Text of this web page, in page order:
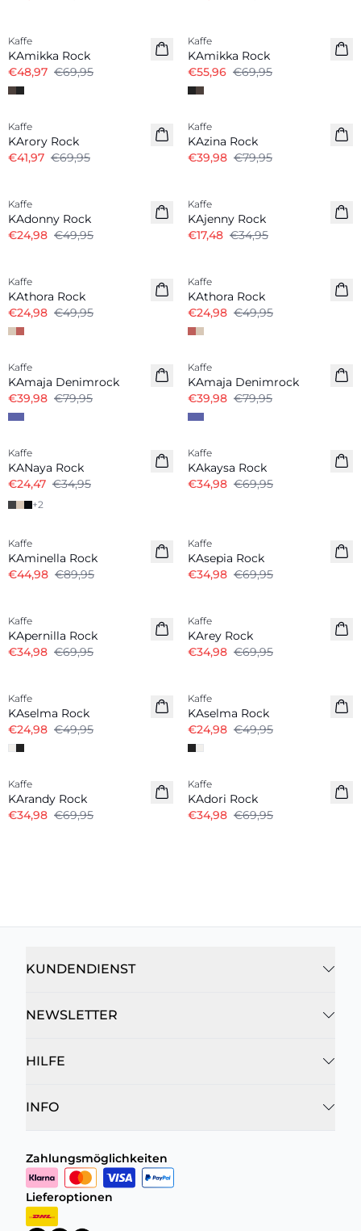
Kaffe
KAmikka Rock
€48,97 €69,95
Kaffe
KAmikka Rock
€55,96 €69,95
-40%
Kaffe
KArory Rock
€41,97 €69,95
-50%
Kaffe
KAzina Rock
€39,98 €79,95
Kaffe
KAdonny Rock
€24,98 €49,95
Kaffe
KAjenny Rock
€17,48 €34,95
Kaffe
KAthora Rock
€24,98 €49,95
Kaffe
KAthora Rock
€24,98 €49,95
-50%
Kaffe
KAmaja Denimrock
€39,98 €79,95
-50%
Kaffe
KAmaja Denimrock
€39,98 €79,95
-30%
Kaffe
KANaya Rock
€24,47 €34,95
+2
-50%
Kaffe
KAkaysa Rock
€34,98 €69,95
Kaffe
KAminella Rock
€44,98 €89,95
Kaffe
KAsepia Rock
€34,98 €69,95
Kaffe
KApernilla Rock
€34,98 €69,95
Kaffe
KArey Rock
€34,98 €69,95
Kaffe
KAselma Rock
€24,98 €49,95
Kaffe
KAselma Rock
€24,98 €49,95
-50%
Kaffe
KArandy Rock
€34,98 €69,95
-50%
Kaffe
KAdori Rock
€34,98 €69,95
KUNDENDIENST
NEWSLETTER
HILFE
INFO
Zahlungsmöglichkeiten
Lieferoptionen